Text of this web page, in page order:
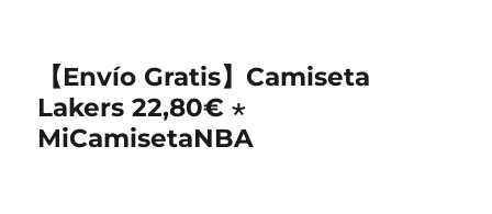
【Envío Gratis】Camiseta
Lakers 22,80€ ⋆
MiCamisetaNBA